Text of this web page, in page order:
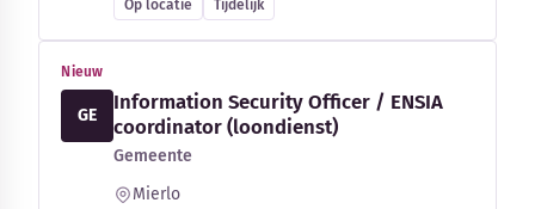
Op locatie Tijdelijk
Nieuw
GE
Information Security Officer / ENSIA
coordinator (loondienst)
Gemeente
Mierlo